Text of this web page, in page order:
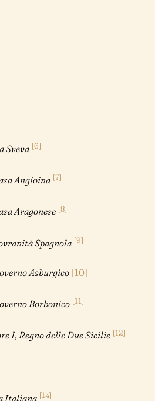
Sveva [6]
Angioina [7]
Aragonese [8]
Spagnola [9]
Asburgico [10]
Borbonico [11]
I, Regno delle Due Sicilie [12]
Italiana [14]